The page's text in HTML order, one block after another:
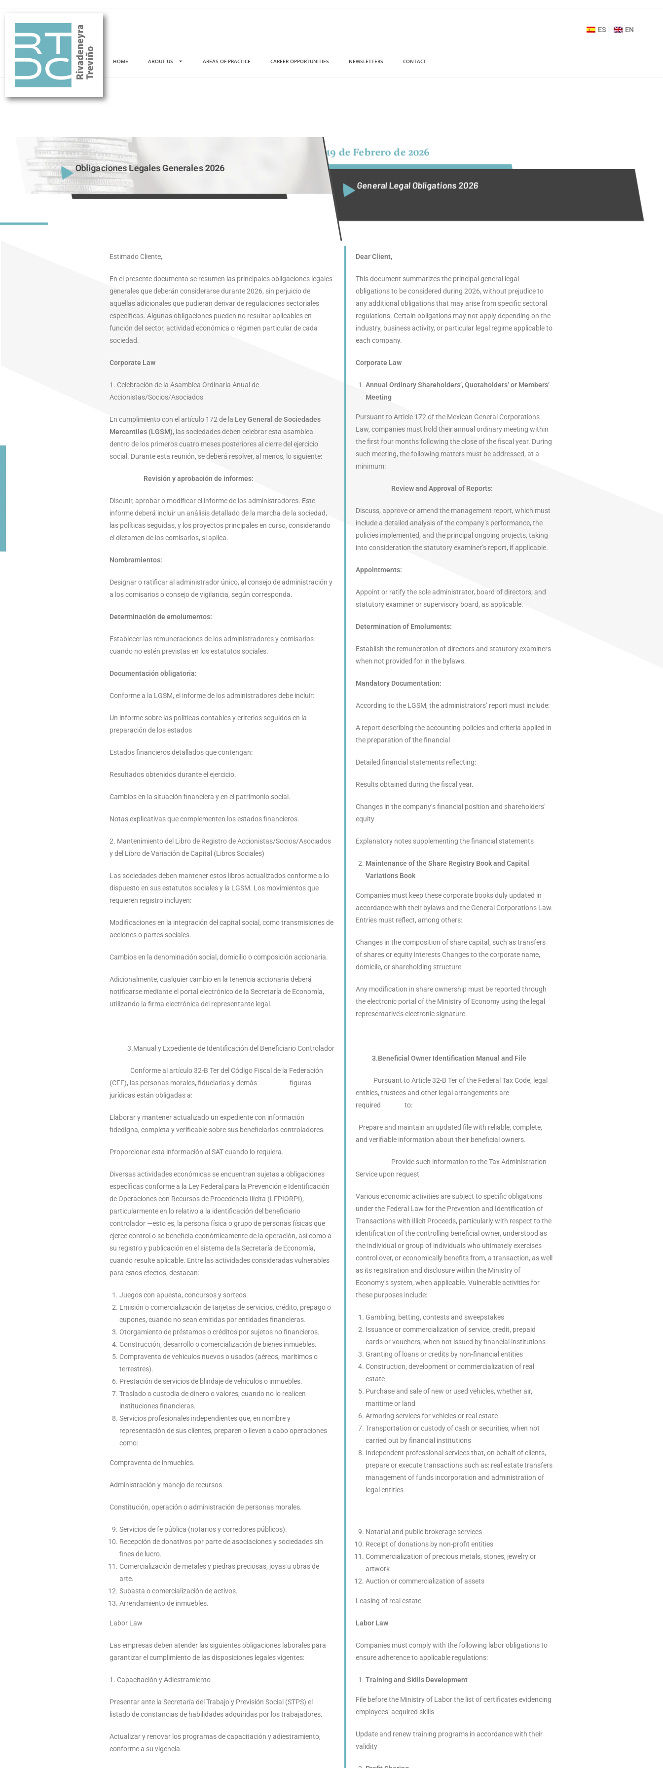
HOME ABOUT US AREAS OF PRACTICE CAREER OPPORTUNITIES NEWSLETTERS CONTACT
ES EN
Obligaciones Legales Generales 2026
19 de Febrero de 2026
General Legal Obligations 2026
Estimado Cliente,
En el presente documento se resumen las principales obligaciones legales
generales que deberán considerarse durante 2026, sin perjuicio de
aquellas adicionales que pudieran derivar de regulaciones sectoriales
específicas. Algunas obligaciones pueden no resultar aplicables en
función del sector, actividad económica o régimen particular de cada
sociedad.
Corporate Law
1. Celebración de la Asamblea Ordinaria Anual de
Accionistas/Socios/Asociados
En cumplimiento con el artículo 172 de la Ley General de Sociedades
Mercantiles (LGSM), las sociedades deben celebrar esta asamblea
dentro de los primeros cuatro meses posteriores al cierre del ejercicio
social. Durante esta reunión, se deberá resolver, al menos, lo siguiente:
Revisión y aprobación de informes:
Discutir, aprobar o modificar el informe de los administradores. Este
informe deberá incluir un análisis detallado de la marcha de la sociedad,
las políticas seguidas, y los proyectos principales en curso, considerando
el dictamen de los comisarios, si aplica.
Nombramientos:
Designar o ratificar al administrador único, al consejo de administración y
a los comisarios o consejo de vigilancia, según corresponda.
Determinación de emolumentos:
Establecer las remuneraciones de los administradores y comisarios
cuando no estén previstas en los estatutos sociales.
Documentación obligatoria:
Conforme a la LGSM, el informe de los administradores debe incluir:
Un informe sobre las políticas contables y criterios seguidos en la
preparación de los estados
Estados financieros detallados que contengan:
Resultados obtenidos durante el ejercicio.
Cambios en la situación financiera y en el patrimonio social.
Notas explicativas que complementen los estados financieros.
2. Mantenimiento del Libro de Registro de Accionistas/Socios/Asociados
y del Libro de Variación de Capital (Libros Sociales)
Las sociedades deben mantener estos libros actualizados conforme a lo
dispuesto en sus estatutos sociales y la LGSM. Los movimientos que
requieren registro incluyen:
Modificaciones en la integración del capital social, como transmisiones de
acciones o partes sociales.
Cambios en la denominación social, domicilio o composición accionaria.
Adicionalmente, cualquier cambio en la tenencia accionaria deberá
notificarse mediante el portal electrónico de la Secretaría de Economía,
utilizando la firma electrónica del representante legal.
3.Manual y Expediente de Identificación del Beneficiario Controlador
Conforme al artículo 32-B Ter del Código Fiscal de la Federación
(CFF), las personas morales, fiduciarias y demás figuras
jurídicas están obligadas a:
Elaborar y mantener actualizado un expediente con información
fidedigna, completa y verificable sobre sus beneficiarios controladores.
Proporcionar esta información al SAT cuando lo requiera.
Diversas actividades económicas se encuentran sujetas a obligaciones
específicas conforme a la Ley Federal para la Prevención e Identificación
de Operaciones con Recursos de Procedencia Ilícita (LFPIORPI),
particularmente en lo relativo a la identificación del beneficiario
controlador —esto es, la persona física o grupo de personas físicas que
ejerce control o se beneficia económicamente de la operación, así como a
su registro y publicación en el sistema de la Secretaría de Economía,
cuando resulte aplicable. Entre las actividades consideradas vulnerables
para estos efectos, destacan:
Juegos con apuesta, concursos y sorteos.
Emisión o comercialización de tarjetas de servicios, crédito, prepago o
cupones, cuando no sean emitidas por entidades financieras.
Otorgamiento de préstamos o créditos por sujetos no financieros.
Construcción, desarrollo o comercialización de bienes inmuebles.
Compraventa de vehículos nuevos o usados (aéreos, marítimos o
terrestres).
Prestación de servicios de blindaje de vehículos o inmuebles.
Traslado o custodia de dinero o valores, cuando no lo realicen
instituciones financieras.
Servicios profesionales independientes que, en nombre y
representación de sus clientes, preparen o lleven a cabo operaciones
como:
Compraventa de inmuebles.
Administración y manejo de recursos.
Constitución, operación o administración de personas morales.
Servicios de fe pública (notarios y corredores públicos).
Recepción de donativos por parte de asociaciones y sociedades sin
fines de lucro.
Comercialización de metales y piedras preciosas, joyas u obras de
arte.
Subasta o comercialización de activos.
Arrendamiento de inmuebles.
Labor Law
Las empresas deben atender las siguientes obligaciones laborales para
garantizar el cumplimiento de las disposiciones legales vigentes:
1. Capacitación y Adiestramiento
Presentar ante la Secretaría del Trabajo y Previsión Social (STPS) el
listado de constancias de habilidades adquiridas por los trabajadores.
Actualizar y renovar los programas de capacitación y adiestramiento,
conforme a su vigencia.
Dear Client,
This document summarizes the principal general legal
obligations to be considered during 2026, without prejudice to
any additional obligations that may arise from specific sectoral
regulations. Certain obligations may not apply depending on the
industry, business activity, or particular legal regime applicable to
each company.
Corporate Law
Annual Ordinary Shareholders’, Quotaholders’ or Members’
Meeting
Pursuant to Article 172 of the Mexican General Corporations
Law, companies must hold their annual ordinary meeting within
the first four months following the close of the fiscal year. During
such meeting, the following matters must be addressed, at a
minimum:
Review and Approval of Reports:
Discuss, approve or amend the management report, which must
include a detailed analysis of the company’s performance, the
policies implemented, and the principal ongoing projects, taking
into consideration the statutory examiner’s report, if applicable.
Appointments:
Appoint or ratify the sole administrator, board of directors, and
statutory examiner or supervisory board, as applicable.
Determination of Emoluments:
Establish the remuneration of directors and statutory examiners
when not provided for in the bylaws.
Mandatory Documentation:
According to the LGSM, the administrators’ report must include:
A report describing the accounting policies and criteria applied in
the preparation of the financial
Detailed financial statements reflecting:
Results obtained during the fiscal year.
Changes in the company’s financial position and shareholders’
equity
Explanatory notes supplementing the financial statements
Maintenance of the Share Registry Book and Capital
Variations Book
Companies must keep these corporate books duly updated in
accordance with their bylaws and the General Corporations Law.
Entries must reflect, among others:
Changes in the composition of share capital, such as transfers
of shares or equity interests Changes to the corporate name,
domicile, or shareholding structure
Any modification in share ownership must be reported through
the electronic portal of the Ministry of Economy using the legal
representative’s electronic signature.
3.Beneficial Owner Identification Manual and File
Pursuant to Article 32-B Ter of the Federal Tax Code, legal
entities, trustees and other legal arrangements are
required to:
Prepare and maintain an updated file with reliable, complete,
and verifiable information about their beneficial owners.
Provide such information to the Tax Administration
Service upon request
Various economic activities are subject to specific obligations
under the Federal Law for the Prevention and Identification of
Transactions with Illicit Proceeds, particularly with respect to the
identification of the controlling beneficial owner, understood as
the individual or group of individuals who ultimately exercises
control over, or economically benefits from, a transaction, as well
as its registration and disclosure within the Ministry of
Economy’s system, when applicable. Vulnerable activities for
these purposes include:
Gambling, betting, contests and sweepstakes
Issuance or commercialization of service, credit, prepaid
cards or vouchers, when not issued by financial institutions
Granting of loans or credits by non-financial entities
Construction, development or commercialization of real
estate
Purchase and sale of new or used vehicles, whether air,
maritime or land
Armoring services for vehicles or real estate
Transportation or custody of cash or securities, when not
carried out by financial institutions
Independent professional services that, on behalf of clients,
prepare or execute transactions such as: real estate transfers
management of funds incorporation and administration of
legal entities
Notarial and public brokerage services
Receipt of donations by non-profit entities
Commercialization of precious metals, stones, jewelry or
artwork
Auction or commercialization of assets
Leasing of real estate
Labor Law
Companies must comply with the following labor obligations to
ensure adherence to applicable regulations:
Training and Skills Development
File before the Ministry of Labor the list of certificates evidencing
employees’ acquired skills
Update and renew training programs in accordance with their
validity